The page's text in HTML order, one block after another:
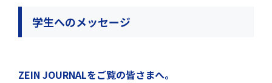
学生へのメッセージ
ZEIN JOURNALをご覧の皆さまへ。